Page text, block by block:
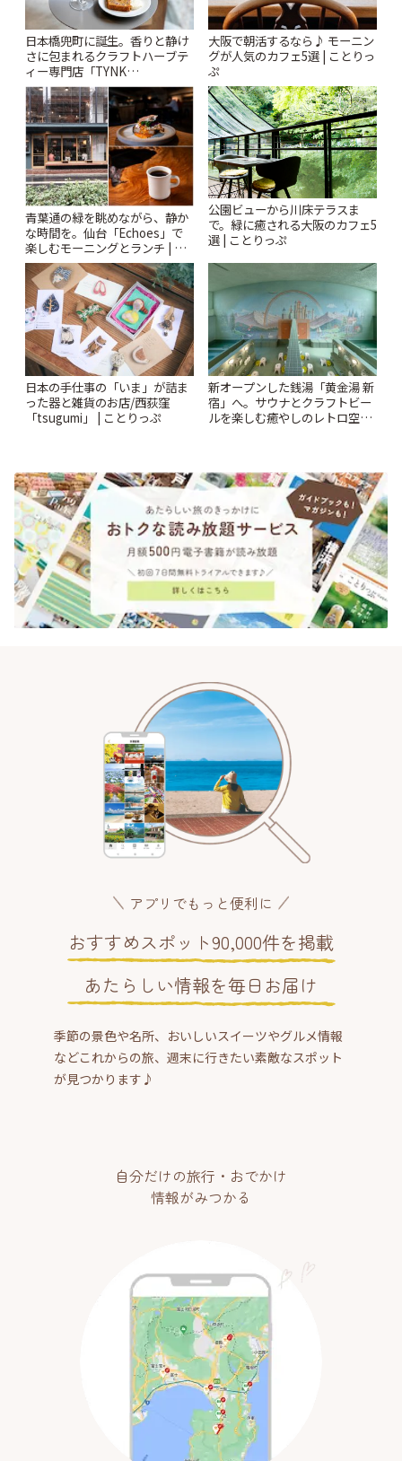
日本橋兜町に誕生。香りと静け
さに包まれるクラフトハーブテ
ィー専門店「TYNK
Kabutocho」 | ことりっぷ
大阪で朝活するなら♪ モーニン
グが人気のカフェ5選 | ことりっ
ぷ
青葉通の緑を眺めながら、静か
な時間を。仙台「Echoes」で
楽しむモーニングとランチ | こ
とりっぷ
公園ビューから川床テラスま
で。緑に癒される大阪のカフェ5
選 | ことりっぷ
日本の手仕事の「いま」が詰ま
った器と雑貨のお店/西荻窪
「tsugumi」 | ことりっぷ
新オープンした銭湯「黄金湯 新
宿」へ。サウナとクラフトビー
ルを楽しむ癒やしのレトロ空間
アプリでもっと便利に
おすすめスポット90,000件を掲載
あたらしい情報を毎日お届け
季節の景色や名所、おいしいスイーツやグルメ情報
などこれからの旅、週末に行きたい素敵なスポット
が見つかります♪
自分だけの旅行・おでかけ
情報がみつかる